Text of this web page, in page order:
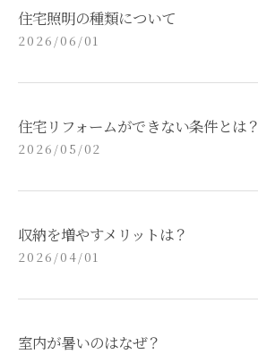
住宅照明の種類について
2026/06/01
住宅リフォームができない条件とは？
2026/05/02
収納を増やすメリットは？
2026/04/01
室内が暑いのはなぜ？